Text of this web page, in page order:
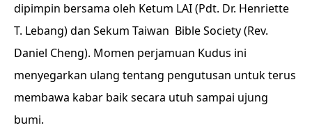
dipimpin bersama oleh Ketum LAI (Pdt. Dr. Henriette
T. Lebang) dan Sekum Taiwan Bible Society (Rev.
Daniel Cheng). Momen perjamuan Kudus ini
menyegarkan ulang tentang pengutusan untuk terus
membawa kabar baik secara utuh sampai ujung
bumi.